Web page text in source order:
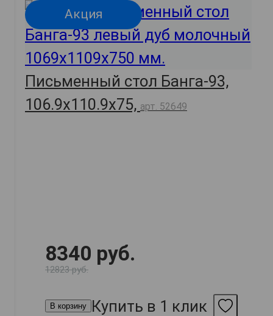
Акция
Письменный стол Банга-93,
106.9х110.9х75, арт. 52649
8340 руб.
12823 руб.
В корзину Купить в 1 клик